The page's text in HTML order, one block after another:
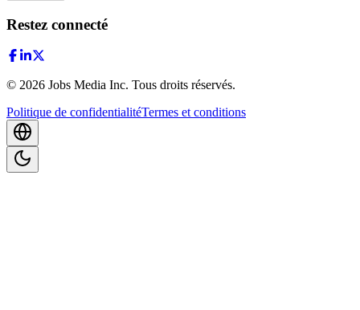
Restez connecté
© 2026 Jobs Media Inc. Tous droits réservés.
Politique de confidentialitéTermes et conditions